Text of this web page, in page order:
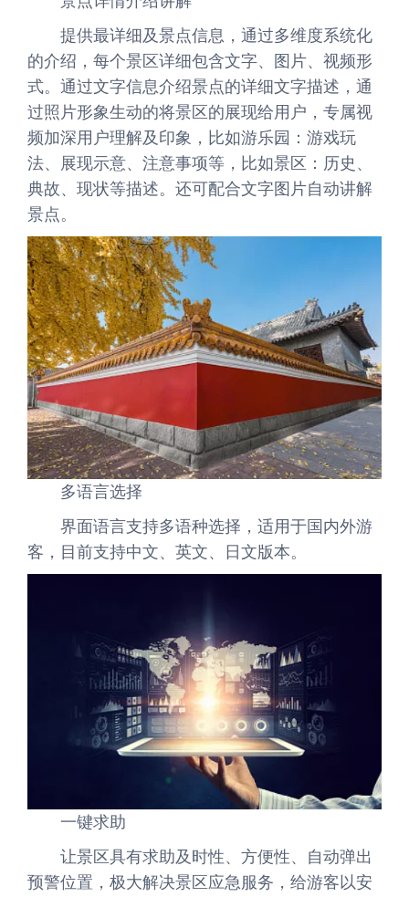
提供最详细及景点信息，通过多维度系统化
的介绍，每个景区详细包含文字、图片、视频形
式。通过文字信息介绍景点的详细文字描述，通
过照片形象生动的将景区的展现给用户，专属视
频加深用户理解及印象，比如游乐园：游戏玩
法、展现示意、注意事项等，比如景区：历史、
典故、现状等描述。还可配合文字图片自动讲解
景点。
多语言选择
界面语言支持多语种选择，适用于国内外游
客，目前支持中文、英文、日文版本。
一键求助
让景区具有求助及时性、方便性、自动弹出
预警位置，极大解决景区应急服务，给游客以安